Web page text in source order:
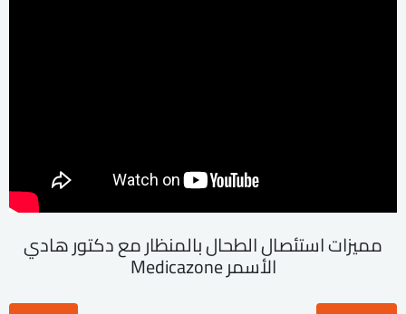
مميزات استئصال الطحال بالمنظار مع دكتور هادي
الأسمر Medicazone